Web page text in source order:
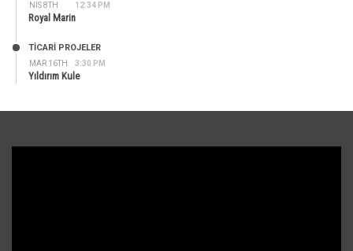
NIS 8TH 12:34 PM
Royal Marin
MAR 16TH 3:30 PM
TİCARİ PROJELER
Yıldırım Kule